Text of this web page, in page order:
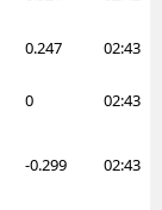
0.247 02:43
0 02:43
-0.299 02:43